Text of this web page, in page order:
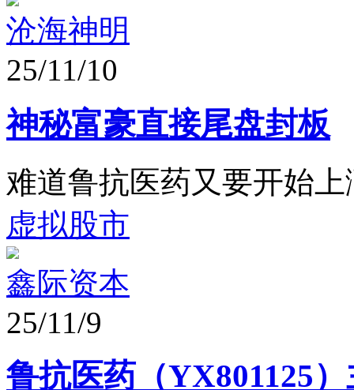
沧海神明
25/11/10
神秘富豪直接尾盘封板
难道鲁抗医药又要开始
虚拟股市
鑫际资本
25/11/9
鲁抗医药（YX801125